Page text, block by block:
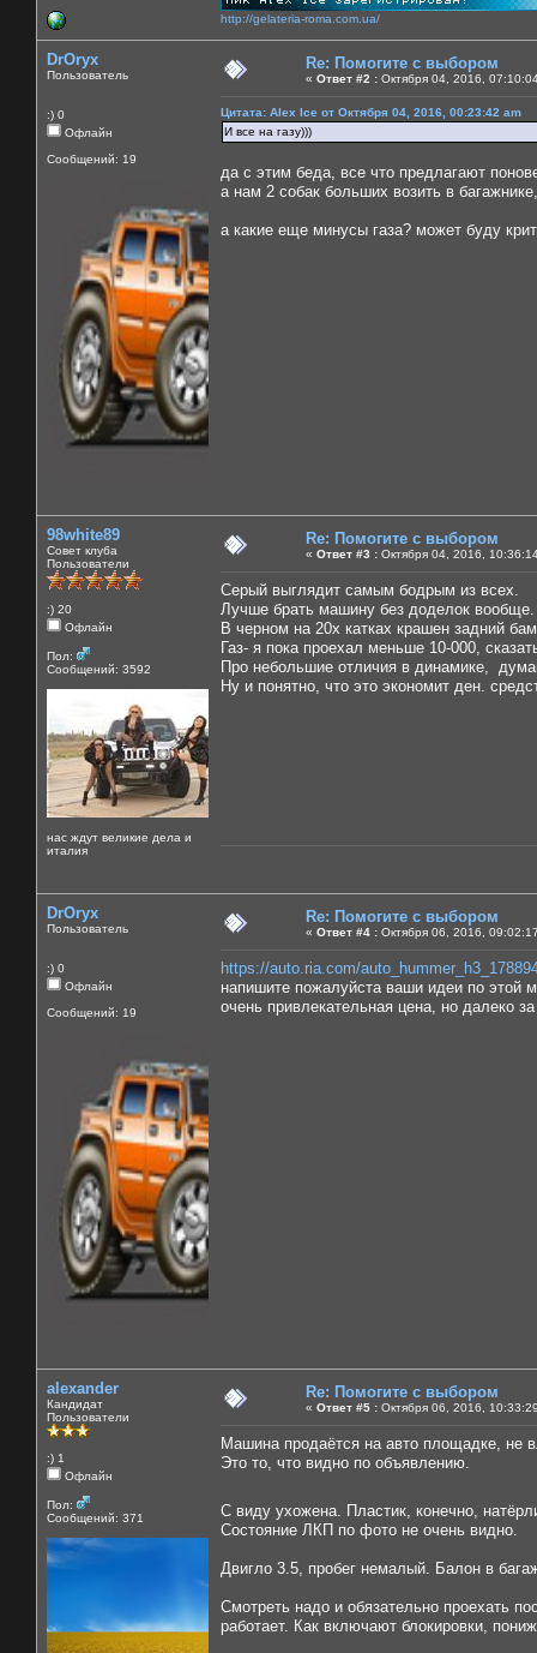
http://gelateria-roma.com.ua/
DrOryx
Пользователь
:) 0
Офлайн
Сообщений: 19
Re: Помогите с выбором
« Ответ #2 : Октября 04, 2016,
Цитата: Alex Ice от Октября 04, 2016, 00:23:42 am
И все на газу)))
да с этим беда, все что предлагают
а нам 2 собак больших возить в
а какие еще минусы газа? может буду
98white89
Совет клуба
Пользователи
:) 20
Офлайн
Пол:
Сообщений: 3592
нас ждут великие дела и
италия
Re: Помогите с выбором
« Ответ #3 : Октября 04, 2016,
Серый выглядит самым бодрым из всех.
Лучше брать машину без доделок вообще.
В черном на 20х катках крашен задний
Газ- я пока проехал меньше 10-000,
Про небольшие отличия в динамике,
Ну и понятно, что это экономит ден.
DrOryx
Пользователь
:) 0
Офлайн
Сообщений: 19
Re: Помогите с выбором
« Ответ #4 : Октября 06, 2016,
https://auto.ria.com/
напишите пожалуйста ваши идеи по этой
очень привлекательная цена, но далеко
alexander
Кандидат
Пользователи
:) 1
Офлайн
Пол:
Сообщений: 371
Re: Помогите с выбором
« Ответ #5 : Октября 06, 2016,
Машина продаётся на авто площадке, не
Это то, что видно по объявлению.
С виду ухожена. Пластик, конечно,
Состояние ЛКП по фото не очень видно.
Двигло 3.5, пробег немалый. Балон в
Смотреть надо и обязательно проехать
работает. Как включают блокировки,